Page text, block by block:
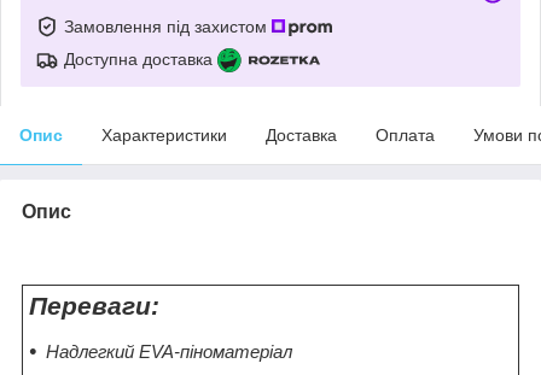
Замовлення під захистом
Доступна доставка
Опис Характеристики Доставка Оплата Умови
Опис
Переваги:
Надлегкий EVA-піноматеріал